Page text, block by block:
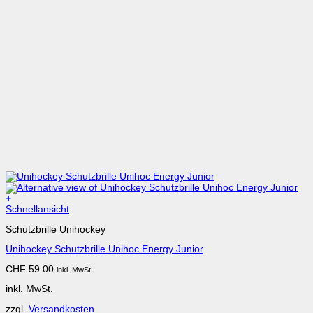
+
Dieses
weist
Varianten
Die
können
Schnellansicht
Schutzbrille Unihockey
Unihockey Schutzbrille Unihoc Energy Junior
CHF 59.00 inkl. MwSt.
inkl. MwSt.
zzgl. Versandkosten